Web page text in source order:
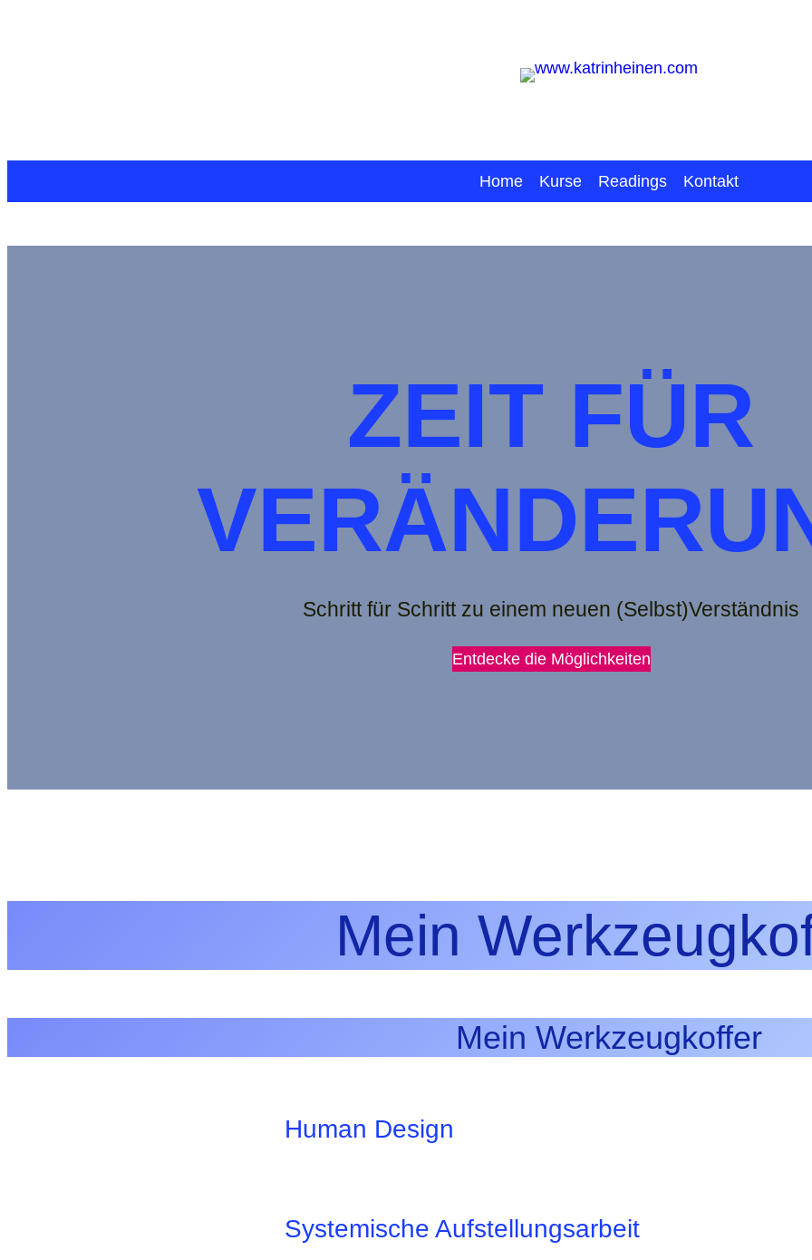
Home Kurse Readings Kontakt
ZEIT FÜR
Schritt für Schritt zu einem neuen (Selbst)Verständnis
Entdecke die Möglichkeiten
Mein
Mein Werkzeugkoffer
Human Design
Systemische Aufstellungsarbeit